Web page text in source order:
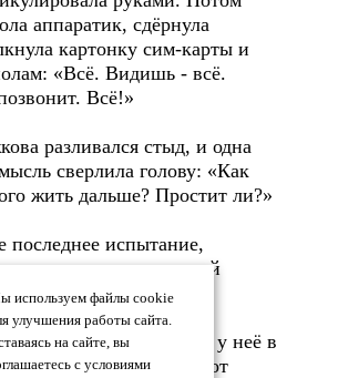
аппаратик, сдёрнула
картонку сим-карты и
«Всё. Видишь - всё.
Всё!»
разливался стыд, и одна
сверлила голову: «Как
жить дальше? Простит ли?»
последнее испытание,
их отношения той
периодически,
на квартиру с
визитами», обнаружил у неё в
ещё несколько писем от
используем файлы cookie
улучшения работы сайта.
на сайте, вы
с условиями